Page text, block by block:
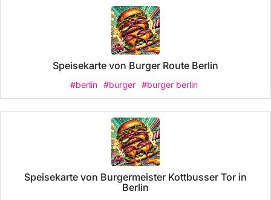
Speisekarte von Burger Route Berlin
#berlin #burger #burger berlin
Speisekarte von Burgermeister Kottbusser Tor in
Berlin